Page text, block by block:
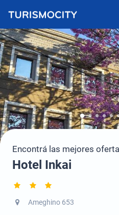
Encontrá las mejores
Hotel Inkai
Ameghino 653